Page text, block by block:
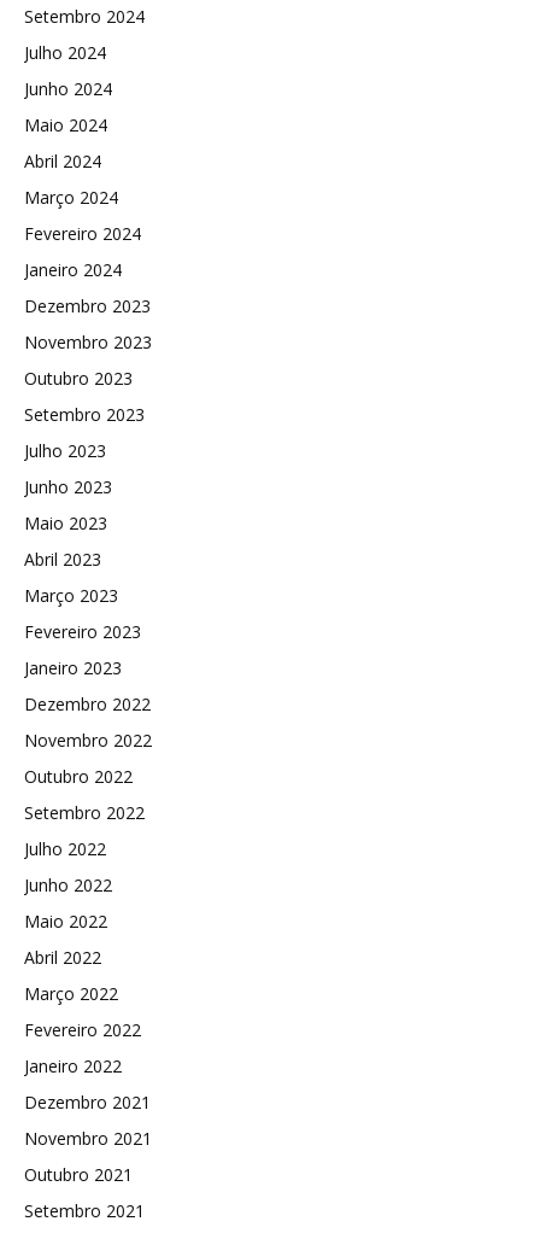
Setembro 2024
Julho 2024
Junho 2024
Maio 2024
Abril 2024
Março 2024
Fevereiro 2024
Janeiro 2024
Dezembro 2023
Novembro 2023
Outubro 2023
Setembro 2023
Julho 2023
Junho 2023
Maio 2023
Abril 2023
Março 2023
Fevereiro 2023
Janeiro 2023
Dezembro 2022
Novembro 2022
Outubro 2022
Setembro 2022
Julho 2022
Junho 2022
Maio 2022
Abril 2022
Março 2022
Fevereiro 2022
Janeiro 2022
Dezembro 2021
Novembro 2021
Outubro 2021
Setembro 2021